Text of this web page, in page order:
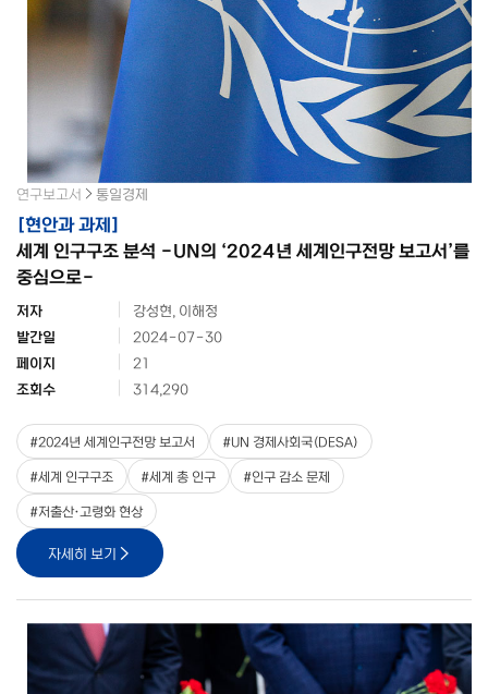
연구보고서 통일경제
[현안과 과제]
세계 인구구조 분석 -UN의 ‘2024년 세계인구전망 보고서’를
중심으로-
저자
강성현, 이해정
발간일
2024-07-30
페이지
21
조회수
314,290
#2024년 세계인구전망 보고서 #UN 경제사회국(DESA)
#세계 인구구조 #세계 총 인구 #인구 감소 문제
#저출산·고령화 현상
자세히 보기